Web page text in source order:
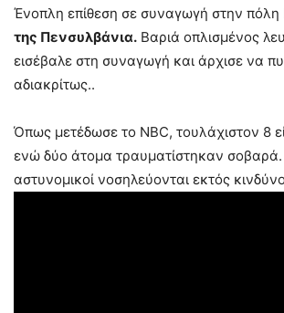
Ένοπλη επίθεση σε συναγωγή στην πόλη
της Πενσυλβάνια. Βαριά οπλισμένος
εισέβαλε στη συναγωγή και άρχισε να
αδιακρίτως..
Όπως μετέδωσε το ΝΒC, τουλάχιστον 8
ενώ δύο άτομα τραυματίστηκαν σοβαρά.
αστυνομικοί νοσηλεύονται εκτός